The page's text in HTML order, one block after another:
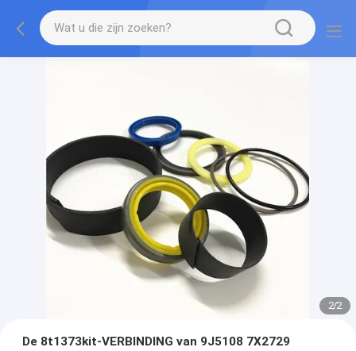
2/2
De 8t1373kit-VERBINDING van 9J5108 7X2729